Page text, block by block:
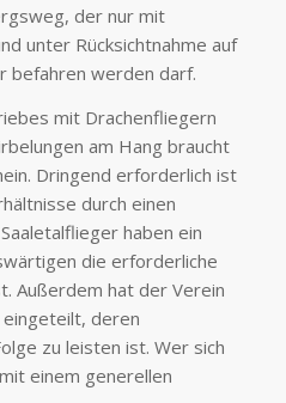
der nur mit
unter Rücksichtnahme auf
befahren werden darf.
mit Drachenfliegern
am Hang braucht
Dringend erforderlich ist
durch einen
haben ein
die erforderliche
Außerdem hat der Verein
deren
zu leisten ist. Wer sich
einem generellen